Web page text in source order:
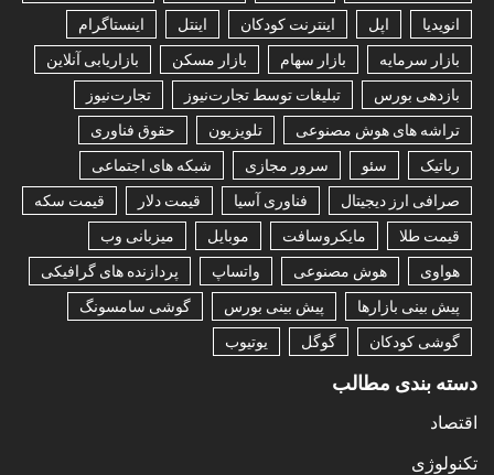
انویدیا
اپل اینترنت کودکان اینتل
اینستاگرام
بازار سرمایه
بازار سهام بازار مسکن
بازاریابی آنلاین
بازدهی بورس
تبلیغات توسط تجارت‌نیوز
تجارت‌نیوز
تراشه های هوش مصنوعی
تلویزیون
حقوق فناوری
رباتیک
سئو سرور مجازی
شبکه های اجتماعی
صرافی ارز دیجیتال
فناوری آسیا قیمت دلار
قیمت سکه
قیمت طلا
مایکروسافت موبایل
میزبانی وب
هواوی
هوش مصنوعی واتساپ
پردازنده های گرافیکی
پیش بینی بازارها
پیش بینی بورس
گوشی سامسونگ
گوشی کودکان
گوگل یوتیوب
دسته بندی مطالب
اقتصاد
تکنولوژی